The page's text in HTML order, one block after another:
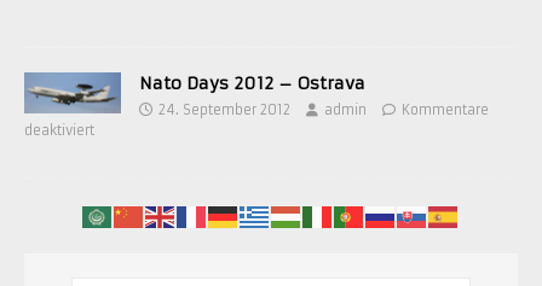
Nato Days 2012 – Ostrava
24. September 2012 admin
Kommentare
deaktiviert